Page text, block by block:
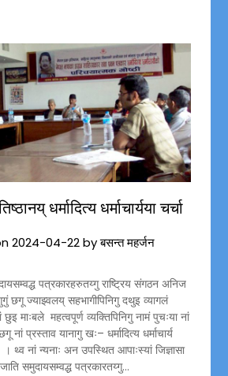
धर्मादित्य धर्माचार्यया चर्चा
2024-04-22byबसन्त महर्जन
पत्रकारहरुतय्गु राष्ट्रिय संगठन अनिज
छगू ज्याझ्वलय् सहभागीपिनिगु दथुइ व्यागलं
छुइ माःबले महत्वपूर्ण व्यक्तिपिनिगु नामं पुचःया नां
प्रस्ताव यानागु खः– धर्मादित्य धर्माचार्य
नां न्यनाः अन उपस्थित आपाःस्यां जिज्ञासा
समुदायसम्वद्ध पत्रकारतय्गु…